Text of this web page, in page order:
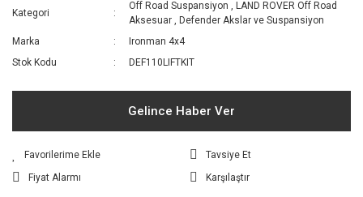
Kategori
Off Road Suspansiyon ,LAND ROVER Off Road
Aksesuar
,Defender Akslar ve Suspansiyon
Marka
Ironman 4x4
Stok Kodu
DEF110LIFTKIT
Gelince Haber Ver
Tavsiye Et
Fiyat Alarmı
Karşılaştır